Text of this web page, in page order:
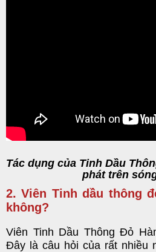
Tác dụng của Tinh Dầu
phát trên
2. Viên Tinh dầu thông
không?
Viên Tinh Dầu Thông Đỏ
Đây là câu hỏi của rất nhiều